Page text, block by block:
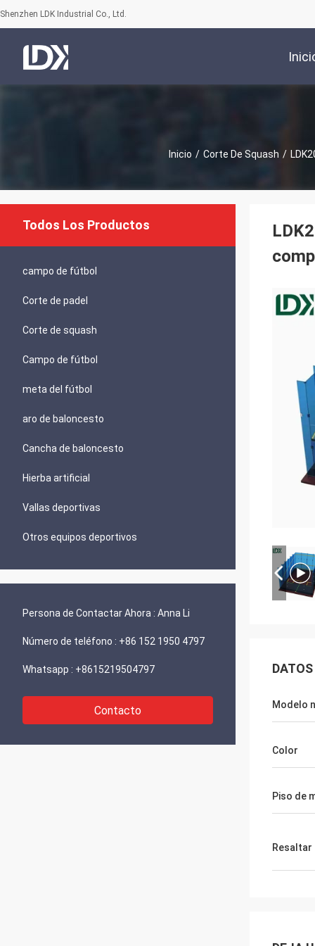
Shenzhen LDK Industrial Co., Ltd.
Inicio / Corte De Squash /
Todos Los Productos
campo de fútbol
Corte de padel
Corte de squash
Campo de fútbol
meta del fútbol
aro de baloncesto
Cancha de baloncesto
Hierba artificial
Vallas deportivas
Otros equipos deportivos
Persona de Contactar Ahora : Anna Li
Número de teléfono : +86 152 1950 4797
Whatsapp : +8615219504797
Contacto Modelo
Color
Piso de
Resaltar